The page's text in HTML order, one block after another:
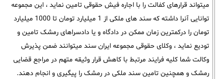
میتواند قرارهای کفالت را با اجاره فیش حقوقی تامین نماید ، این مجموعه
توانایی آنرا داشته که سند های ملکی از 1 میلیارد تومان تا 1000 میلیارد
تومان را درکمترین زمان ممکن در دادگاه و یا دادسراهای رمشک تامین و
تودیع نماید ، وکلای حقوقی مجموعه ایران سند میتوانند ضمن پذیرش
وکالت شما کلیه فرایند مرتبط با کاهش قرار وثیقه متهم در مراجع قضایی
رمشک و همچنین تامین سند ملکی در رمشک را پیگیری و انجام دهند.